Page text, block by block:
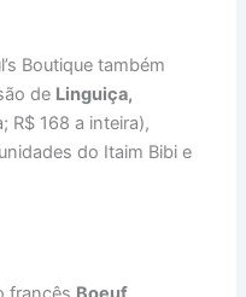
Boutique também
de Linguiça,
R$ 168 a inteira),
do Itaim Bibi e